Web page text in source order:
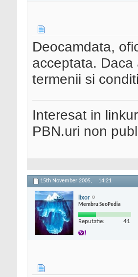
Deocamdata,
acceptata.
termenii si
Interesat in
PBN.uri non
15th November 2005, 14:21
lixor
Membru SeoPedia
Reputatie: 41